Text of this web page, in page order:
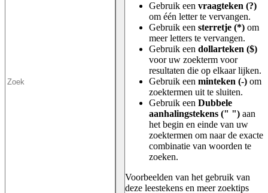
Gebruik een vraagteken (?)
om één letter te vervangen.
Gebruik een sterretje (*) om
meer letters te vervangen.
Gebruik een dollarteken ($)
voor uw zoekterm voor
resultaten die op elkaar lijken.
Gebruik een minteken (-) om
zoektermen uit te sluiten.
Gebruik een Dubbele
aanhalingstekens (" ") aan
het begin en einde van uw
zoektermen om naar de exacte
combinatie van woorden te
zoeken.
Voorbeelden van het gebruik van
deze leestekens en meer zoektips